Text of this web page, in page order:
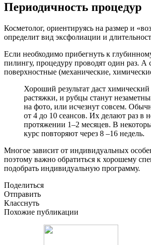
Периодичность процедур
Косметолог, ориентируясь на размер и
определит вид эксфолиации и
Если необходимо прибегнуть к
пилингу, процедуру проводят один раз. А
поверхностные (механические,
Хороший результат даст
растяжки, и рубцы станут
на фото, или исчезнут совсем.
от 4 до 10 сеансов. Их делают раз в
протяжении 1–2 месяцев. В
курс повторяют через 8 –16 недель.
Многое зависит от индивидуальных
поэтому важно обратиться к хорошему
подобрать индивидуальную программу.
Поделиться
Отправить
Класснуть
Похожие публикации